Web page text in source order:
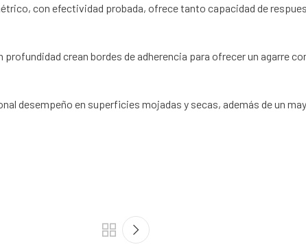
con efectividad probada, ofrece tanto capacidad de
crean bordes de adherencia para ofrecer un agarre
desempeño en superficies mojadas y secas, además de un